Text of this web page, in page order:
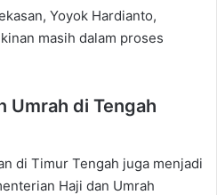
Yoyok Hardianto,
masih dalam proses
Umrah di Tengah
di Timur Tengah juga menjadi
Haji dan Umrah